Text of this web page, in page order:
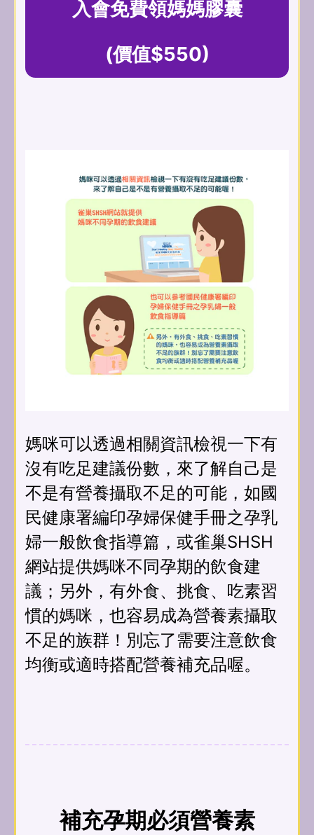
入會免費領媽媽膠囊
(價值$550)
媽咪可以透過相關資訊檢視一下有
沒有吃足建議份數，來了解自己是
不是有營養攝取不足的可能，如國
民健康署編印孕婦保健手冊之孕乳
婦一般飲食指導篇，或雀巢SHSH
網站提供媽咪不同孕期的飲食建
議；另外，有外食、挑食、吃素習
慣的媽咪，也容易成為營養素攝取
不足的族群！別忘了需要注意飲食
均衡或適時搭配營養補充品喔。
補充孕期必須營養素